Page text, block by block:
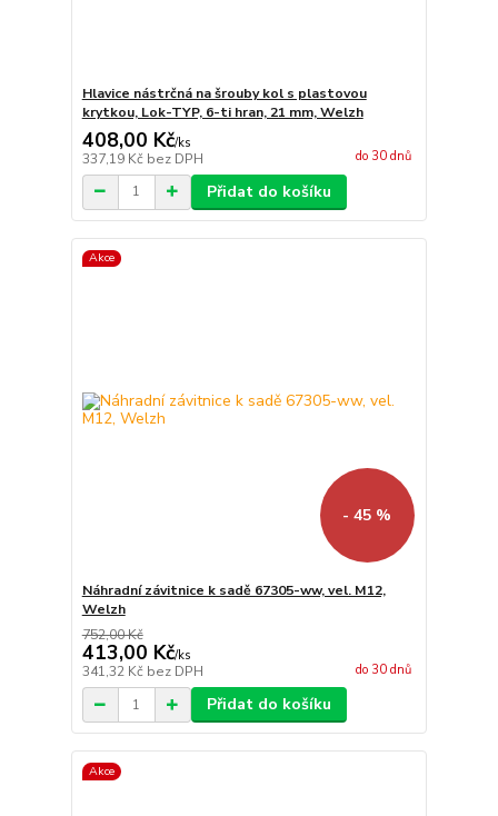
Hlavice nástrčná na šrouby kol s plastovou
krytkou, Lok-TYP, 6-ti hran, 21 mm, Welzh
408,00 Kč/ks
337,19 Kč bez DPH do 30 dnů
Přidat do košíku
Akce
- 45 %
Náhradní závitnice k sadě 67305-ww, vel. M12,
Welzh
752,00 Kč
413,00 Kč/ks
341,32 Kč bez DPH do 30 dnů
Přidat do košíku
Akce